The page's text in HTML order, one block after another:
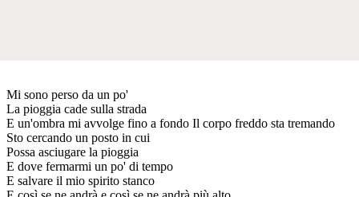
Mi sono perso da un po'
La pioggia cade sulla strada
E un'ombra mi avvolge fino a fondo Il corpo freddo sta tremando
Sto cercando un posto in cui
Possa asciugare la pioggia
E dove fermarmi un po' di tempo
E salvare il mio spirito stanco